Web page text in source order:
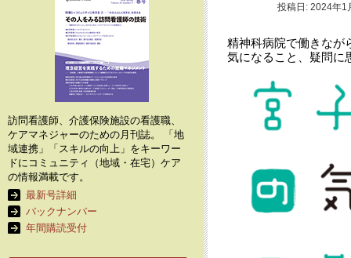
投稿日: 2024年1
精神科病院で働きなが
気になること、疑問に
訪問看護師、介護保険施設の看護職、
ケアマネジャーのための月刊誌。 「地
域連携」「スキルの向上」をキーワー
ドにコミュニティ（地域・在宅）ケア
の情報満載です。
最新号詳細
バックナンバー
年間購読受付